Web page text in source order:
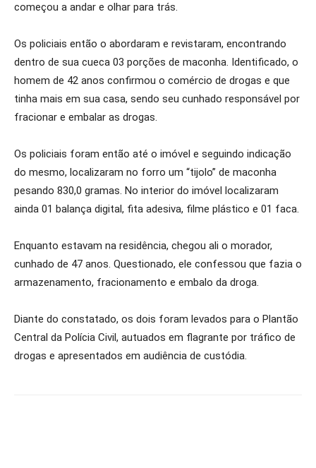
começou a andar e olhar para trás.
Os policiais então o abordaram e revistaram, encontrando
dentro de sua cueca 03 porções de maconha. Identificado, o
homem de 42 anos confirmou o comércio de drogas e que
tinha mais em sua casa, sendo seu cunhado responsável por
fracionar e embalar as drogas.
Os policiais foram então até o imóvel e seguindo indicação
do mesmo, localizaram no forro um “tijolo” de maconha
pesando 830,0 gramas. No interior do imóvel localizaram
ainda 01 balança digital, fita adesiva, filme plástico e 01 faca.
Enquanto estavam na residência, chegou ali o morador,
cunhado de 47 anos. Questionado, ele confessou que fazia o
armazenamento, fracionamento e embalo da droga.
Diante do constatado, os dois foram levados para o Plantão
Central da Polícia Civil, autuados em flagrante por tráfico de
drogas e apresentados em audiência de custódia.